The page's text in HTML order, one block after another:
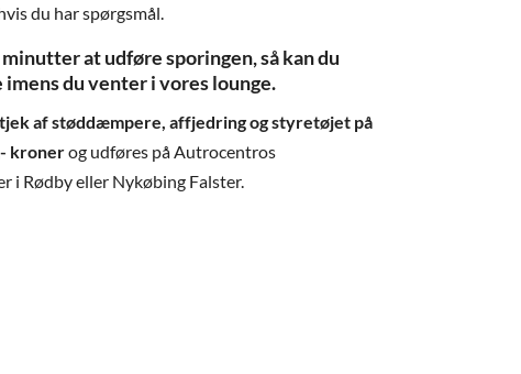
du har spørgsmål.
at udføre sporingen, så kan du
imens du venter i vores lounge.
af støddæmpere, affjedring og styretøjet på
kronerog udføres på Autrocentros
i Rødby eller Nykøbing Falster.